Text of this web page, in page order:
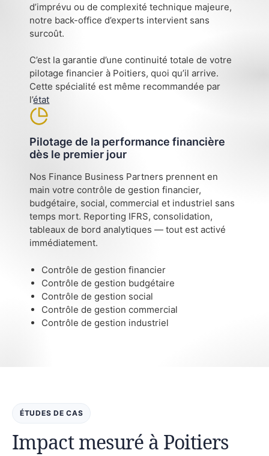
d’imprévu ou de complexité technique majeure,
notre back-office d’experts intervient sans
surcoût.
C’est la garantie d’une continuité totale de votre
pilotage financier à Poitiers, quoi qu’il arrive.
Cette spécialité est même recommandée par
l’état
Pilotage de la performance financière
dès le premier jour
Nos Finance Business Partners prennent en
main votre contrôle de gestion financier,
budgétaire, social, commercial et industriel sans
temps mort. Reporting IFRS, consolidation,
tableaux de bord analytiques — tout est activé
immédiatement.
Contrôle de gestion financier
Contrôle de gestion budgétaire
Contrôle de gestion social
Contrôle de gestion commercial
Contrôle de gestion industriel
ÉTUDES DE CAS
Impact mesuré à Poitiers